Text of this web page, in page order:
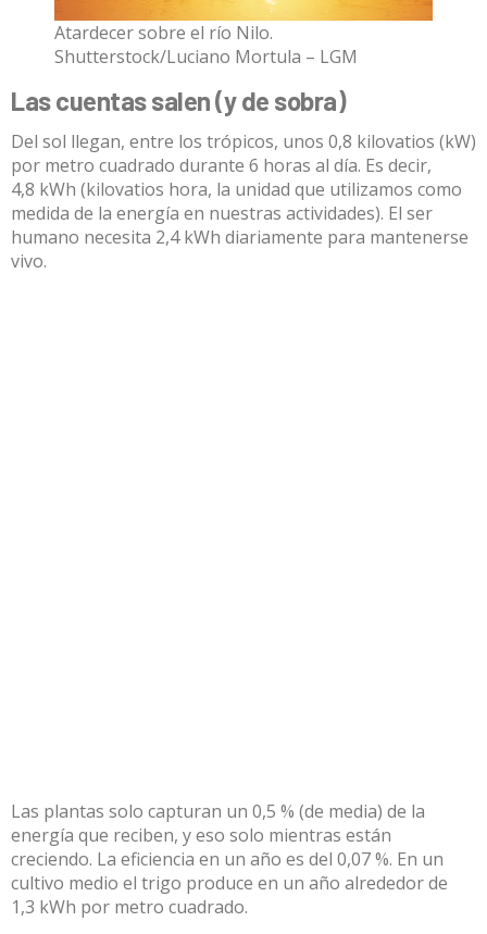
Atardecer sobre el río Nilo.
Shutterstock/Luciano Mortula – LGM
Las cuentas salen (y de sobra)
Del sol llegan, entre los trópicos, unos 0,8 kilovatios (kW)
por metro cuadrado durante 6 horas al día. Es decir,
4,8 kWh (kilovatios hora, la unidad que utilizamos como
medida de la energía en nuestras actividades). El ser
humano necesita 2,4 kWh diariamente para mantenerse
vivo.
Las plantas solo capturan un 0,5 % (de media) de la
energía que reciben, y eso solo mientras están
creciendo. La eficiencia en un año es del 0,07 %. En un
cultivo medio el trigo produce en un año alrededor de
1,3 kWh por metro cuadrado.